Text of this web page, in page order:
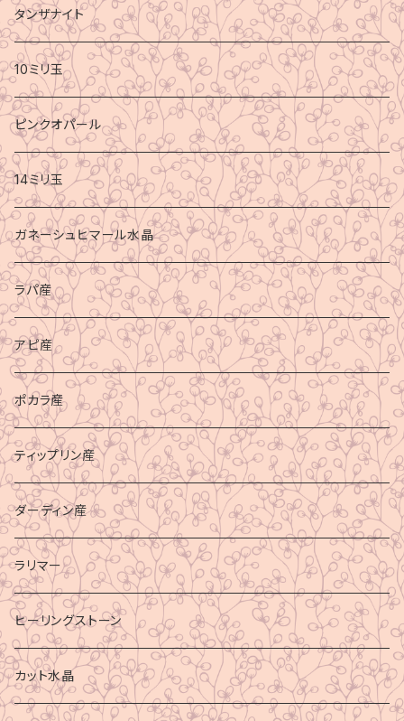
タンザナイト
10ミリ玉
ピンクオパール
14ミリ玉
ガネーシュヒマール水晶
ラパ産
アピ産
ポカラ産
ティップリン産
ダーディン産
ラリマー
ヒーリングストーン
カット水晶